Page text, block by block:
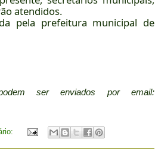
atendidos.
pela prefeitura municipal de
ser enviados por email: